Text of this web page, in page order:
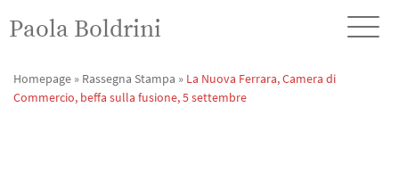
Paola Boldrini
Homepage » Rassegna Stampa » La Nuova Ferrara, Camera di
Commercio, beffa sulla fusione, 5 settembre